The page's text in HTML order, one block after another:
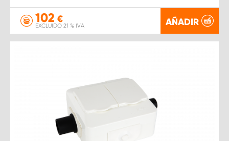
102 €
EXCLUIDO 21 % IVA AÑADIR